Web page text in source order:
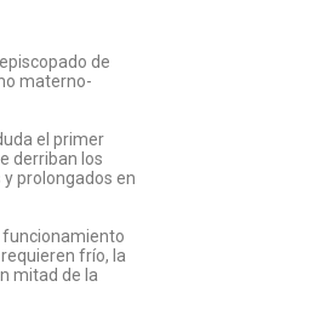
de
materno-
el primer
derriban los
prolongados en
funcionamiento
frío, la
mitad de la